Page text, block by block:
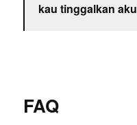
kau tinggalkan aku
FAQ